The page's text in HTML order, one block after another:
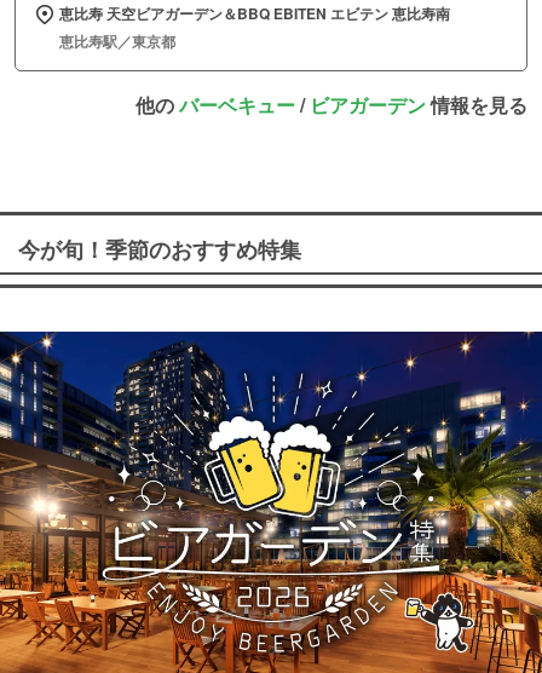
恵比寿 天空ビアガーデン＆BBQ EBITEN エビテン 恵比寿南
恵比寿駅／東京都
他のバーベキュー/ ビアガーデン情報を見る
今が旬！季節のおすすめ特集